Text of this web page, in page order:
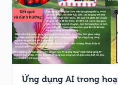
Ứng dụng AI trong